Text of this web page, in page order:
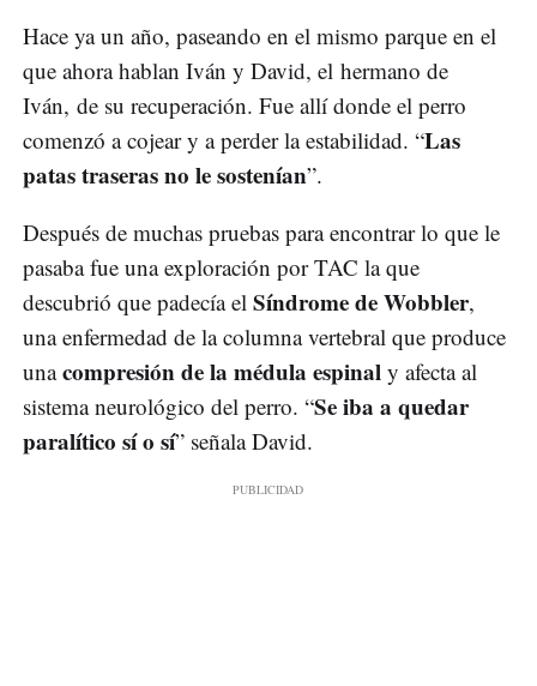
Hace ya un año, paseando en el mismo parque en el
que ahora hablan Iván y David, el hermano de
Iván, de su recuperación. Fue allí donde el perro
comenzó a cojear y a perder la estabilidad. “Las
patas traseras no le sostenían”.
Después de muchas pruebas para encontrar lo que le
pasaba fue una exploración por TAC la que
descubrió que padecía el Síndrome de Wobbler,
una enfermedad de la columna vertebral que produce
unacompresión de la médula espinal y afecta al
sistema neurológico del perro. “Se iba a quedar
paralítico sí o sí” señala David.